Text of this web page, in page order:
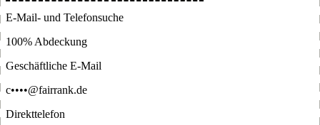
E-Mail- und Telefonsuche
100% Abdeckung
Geschäftliche E-Mail
c••••@fairrank.de
Direkttelefon